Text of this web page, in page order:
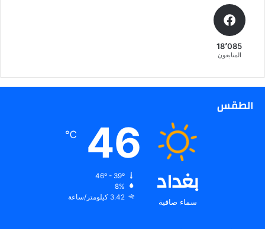
ت
18٬085
المتابعون
الطقس
بغداد
سماء صافية
46
℃
8%
3.42 كيلومتر/ساعة